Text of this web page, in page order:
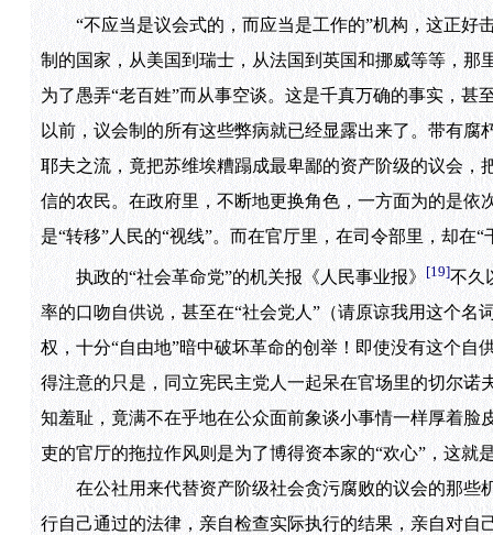
“不应当是议会式的，而应当是工作的”机构，这正好
制的国家，从美国到瑞士，从法国到英国和挪威等等，那
为了愚弄“老百姓”而从事空谈。这是千真万确的事实，
以前，议会制的所有这些弊病就已经显露出来了。带有
耶夫之流，竟把苏维埃糟蹋成最卑鄙的资产阶级的议会，
信的农民。在政府里，不断地更换角色，一方面为的是依
是“转移”人民的“视线”。而在官厅里，在司令部里，却在“
执政的“社会革命党”的机关报《人民事业报》 [19]不久
率的口吻自供说，甚至在“社会党人”（请原谅我用这个
权，十分“自由地”暗中破坏革命的创举！即使没有这个
得注意的只是，同立宪民主党人一起呆在官场里的切尔
知羞耻，竟满不在乎地在公众面前象谈小事情一样厚着脸
吏的官厅的拖拉作风则是为了博得资本家的“欢心”，这就
在公社用来代替资产阶级社会贪污腐败的议会的那些
行自己通过的法律，亲自检查实际执行的结果，亲自对